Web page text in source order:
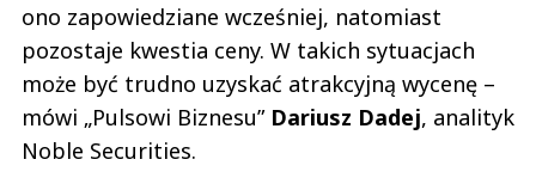
ono zapowiedziane wcześniej, natomiast
pozostaje kwestia ceny. W takich sytuacjach
może być trudno uzyskać atrakcyjną wycenę –
mówi „Pulsowi Biznesu” Dariusz Dadej, analityk
Noble Securities.